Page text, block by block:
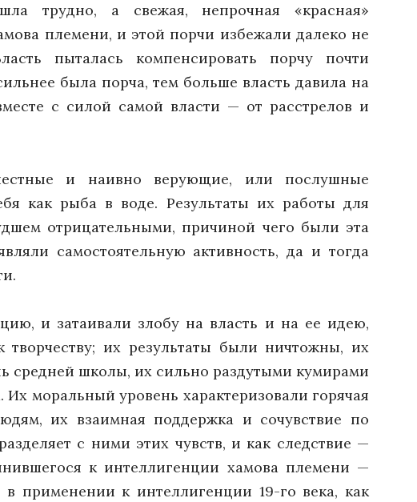
трудно, а свежая, непрочная «красная»
племени, и этой порчи избежали далеко не
пыталась компенсировать порчу почти
была порча, тем больше власть давила на
с силой самой власти — от расстрелов и
и наивно верующие, или послушные
как рыба в воде. Результаты их работы для
отрицательными, причиной чего были эта
самостоятельную активность, да и тогда
и затаивали злобу на власть и на ее идею,
их результаты были ничтожны, их
средней школы, их сильно раздутыми кумирами
моральный уровень характеризовали горячая
их взаимная поддержка и сочувствие по
с ними этих чувств, и как следствие —
к интеллигенции хамова племени —
в применении к интеллигенции 19-го века, как